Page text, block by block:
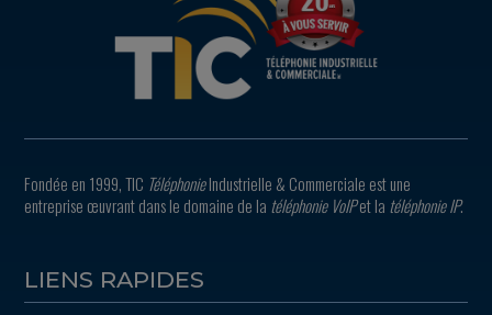
Fondée en 1999, TIC TéléphonieIndustrielle & Commerciale est une
entreprise œuvrant dans le domaine de la téléphonie VoIPet la téléphonie IP.
LIENS RAPIDES